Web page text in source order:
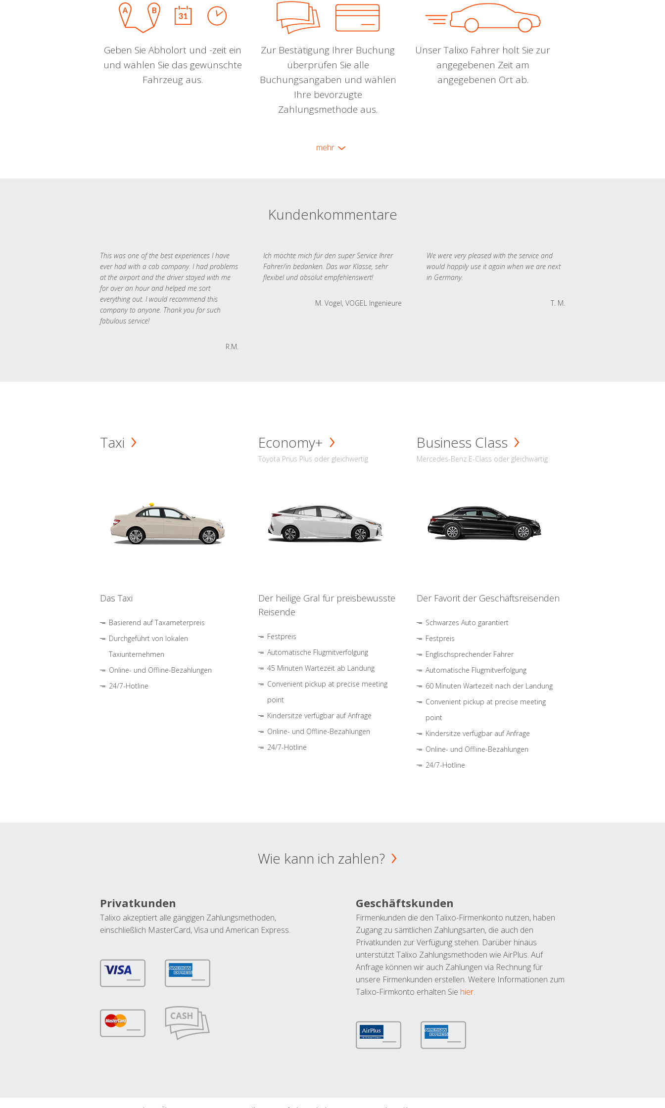
Geben Sie Abholort und -zeit ein
und wählen Sie das gewünschte
Fahrzeug aus.
Zur Bestätigung Ihrer Buchung
überprüfen Sie alle
Buchungsangaben und wählen
Ihre bevorzugte
Zahlungsmethode aus.
Unser Talixo Fahrer holt Sie zur
angegebenen Zeit am
angegebenen Ort ab.
mehr
Kundenkommentare
This was one of the best experiences I have
ever had with a cab company. I had problems
at the airport and the driver stayed with me
for over an hour and helped me sort
everything out. I would recommend this
company to anyone. Thank you for such
fabulous service!
R.M.
Ich möchte mich für den super Service Ihrer
Fahrer/in bedanken. Das war Klasse, sehr
flexibel und absolut empfehlenswert!
M. Vogel, VOGEL Ingenieure
We were very pleased with the service and
would happily use it again when we are next
in Germany.
T. M.
Taxi
Das Taxi
Basierend auf Taxameterpreis
Durchgeführt von lokalen
Taxiunternehmen
Online- und Offline-Bezahlungen
24/7-Hotline
Economy+
Toyota Prius Plus oder gleichwertig
Der heilige Gral für preisbewusste
Reisende
Festpreis
Automatische Flugmitverfolgung
45 Minuten Wartezeit ab Landung
Convenient pickup at precise meeting
point
Kindersitze verfügbar auf Anfrage
Online- und Offline-Bezahlungen
24/7-Hotline
Business Class
Mercedes-Benz E-Class oder gleichwärtig
Der Favorit der Geschäftsreisenden
Schwarzes Auto garantiert
Festpreis
Englischsprechender Fahrer
Automatische Flugmitverfolgung
60 Minuten Wartezeit nach der Landung
Convenient pickup at precise meeting
point
Kindersitze verfügbar auf Anfrage
Online- und Offline-Bezahlungen
24/7-Hotline
Wie kann ich zahlen?
Privatkunden
Talixo akzeptiert alle gängigen Zahlungsmethoden,
einschließlich MasterCard, Visa und American Express.
Geschäftskunden
Firmenkunden die den Talixo-Firmenkonto nutzen, haben
Zugang zu sämtlichen Zahlungsarten, die auch den
Privatkunden zur Verfügung stehen. Darüber hinaus
unterstützt Talixo Zahlungsmethoden wie AirPlus. Auf
Anfrage können wir auch Zahlungen via Rechnung für
unsere Firmenkunden erstellen. Weitere Informationen zum
Talixo-Firmkonto erhalten Sie hier.